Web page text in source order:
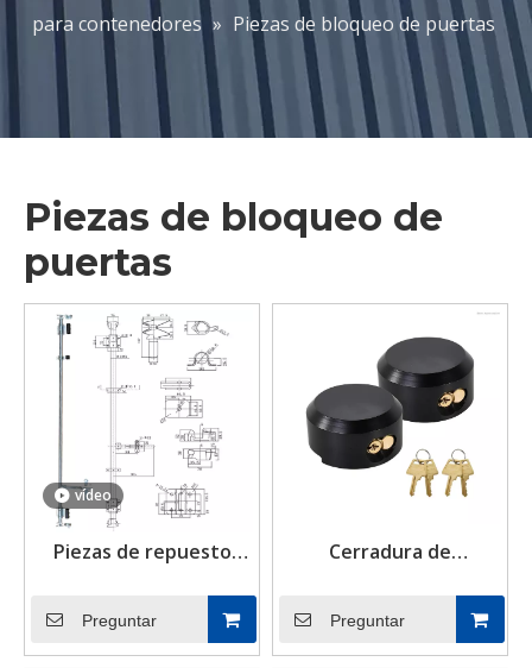
para contenedores » Piezas de bloqueo de puertas
Piezas de bloqueo de
puertas
vídeo
Piezas de repuesto
Accesorios para
contenedores
Accesorios para
Preguntar
Cerradura de
resistencia, candado de
alta seguridad,
Preguntar